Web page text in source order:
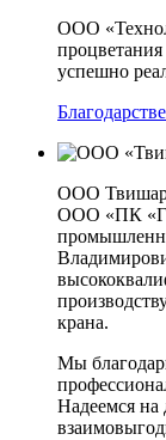
ООО
успешно
ООО Твишар
ООО «ПК
крана.
Мы
Надеемся на